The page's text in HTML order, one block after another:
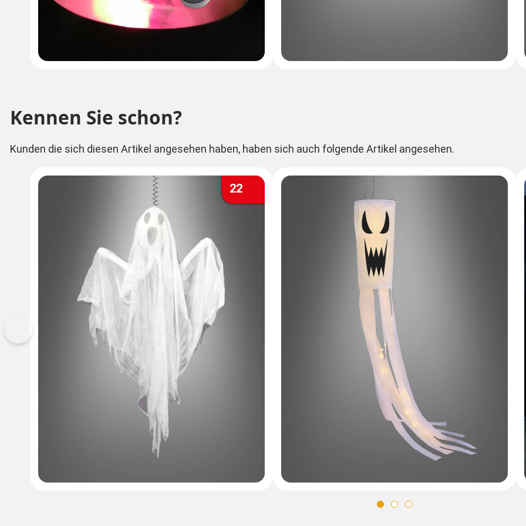
Kennen Sie schon?
Kunden die sich diesen Artikel angesehen haben, haben sich auch folgende Artikel angesehen.
22
Vorherige